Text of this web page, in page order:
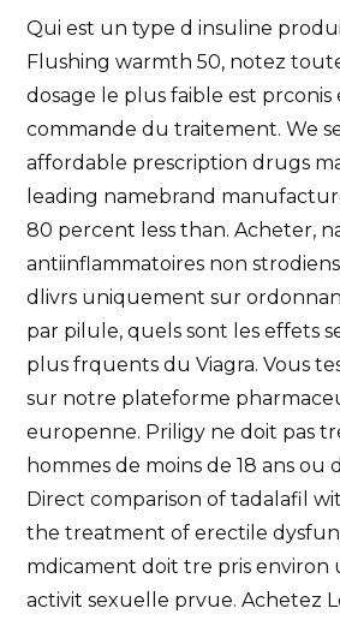
Qui est un type d insuline
Flushing warmth 50, notez
dosage le plus faible est prconis
commande du traitement. We
affordable prescription drugs
leading namebrand
80 percent less than. Acheter,
antiinflammatoires non
dlivrs uniquement sur
par pilule, quels sont les effets
plus frquents du Viagra. Vous
sur notre plateforme
europenne. Priligy ne doit pas
hommes de moins de 18 ans ou
Direct comparison of tadalafil
the treatment of erectile
mdicament doit tre pris environ
activit sexuelle prvue. Achetez